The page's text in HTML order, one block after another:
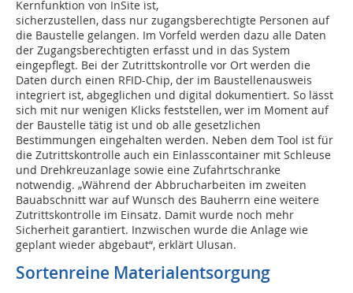
Kernfunktion von InSite ist,
sicherzustellen, dass nur zugangsberechtigte Personen auf
die Baustelle gelangen. Im Vorfeld werden dazu alle Daten
der Zugangsberechtigten erfasst und in das System
eingepflegt. Bei der Zutrittskontrolle vor Ort werden die
Daten durch einen RFID-Chip, der im Baustellenausweis
integriert ist, abgeglichen und digital dokumentiert. So lässt
sich mit nur wenigen Klicks feststellen, wer im Moment auf
der Baustelle tätig ist und ob alle gesetzlichen
Bestimmungen eingehalten werden. Neben dem Tool ist für
die Zutrittskontrolle auch ein Einlasscontainer mit Schleuse
und Drehkreuzanlage sowie eine Zufahrtschranke
notwendig. „Während der Abbrucharbeiten im zweiten
Bauabschnitt war auf Wunsch des Bauherrn eine weitere
Zutrittskontrolle im Einsatz. Damit wurde noch mehr
Sicherheit garantiert. Inzwischen wurde die Anlage wie
geplant wieder abgebaut“, erklärt Ulusan.
Sortenreine Materialentsorgung